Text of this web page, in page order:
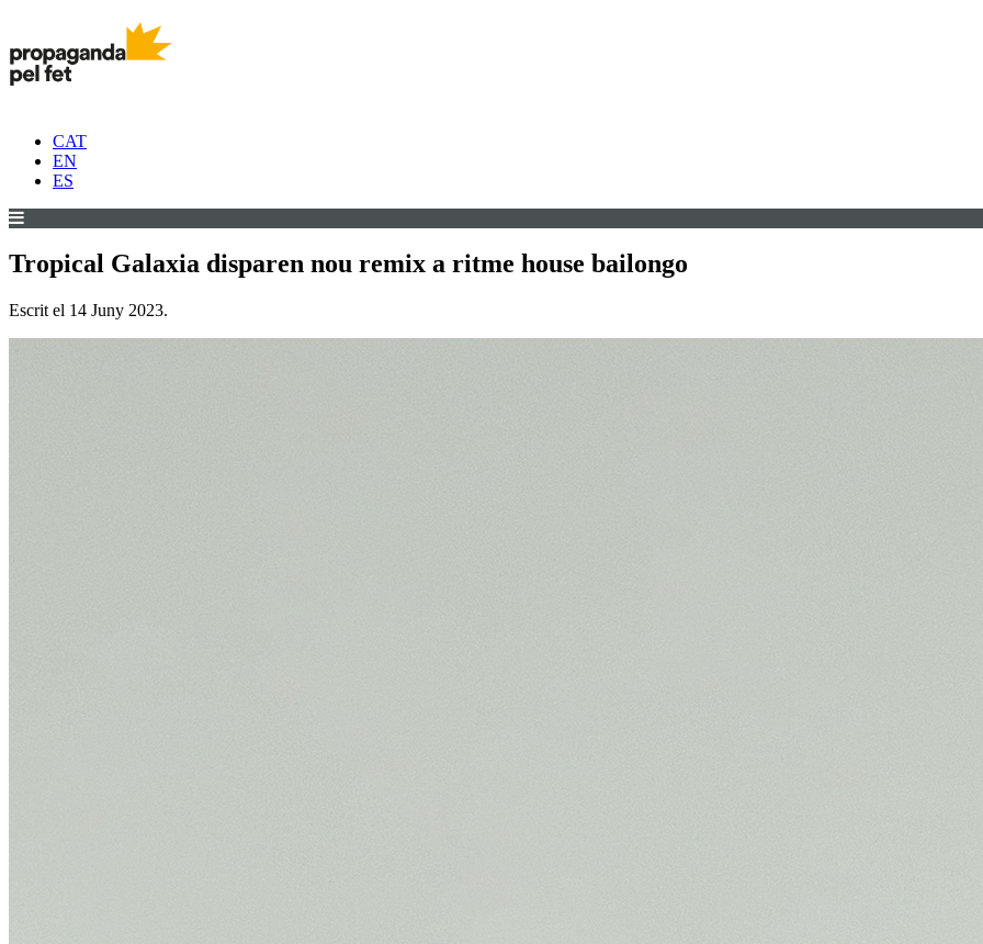
CAT
EN
ES
Tropical Galaxia disparen nou remix a ritme house bailongo
Escrit el 14 Juny 2023.